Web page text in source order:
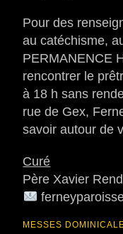
Pour des
au catéchisme,
PERMANENCE
rencontrer le
à 18 h sans
rue de Gex,
savoir autour de
Curé
Père Xavier
MESSES